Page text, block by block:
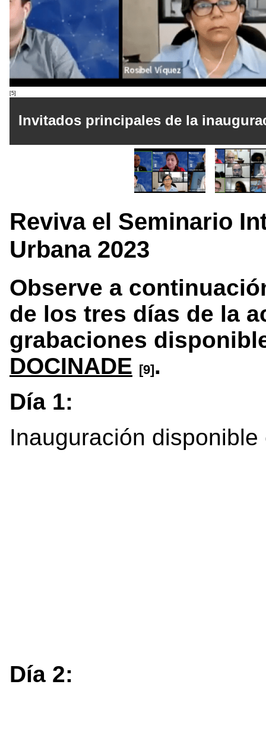
[5]
Invitados principales de la
Reviva el Seminario
Urbana 2023
Observe a
de los tres días de la
grabaciones
DOCINADE [9].
Día 1:
Inauguración
Día 2: